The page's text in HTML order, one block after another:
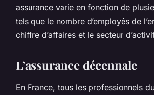
assurance varie en fonction de
tels que le nombre d’employés de
chiffre d’affaires et le secteur
L’assurance décennale
En France, tous les professionnels